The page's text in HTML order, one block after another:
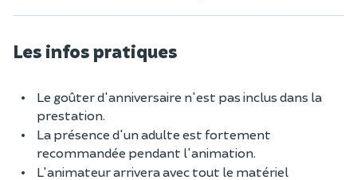
Les infos pratiques
Le goûter d'anniversaire n'est pas inclus dans la
prestation.
La présence d'un adulte est fortement
recommandée pendant l'animation.
L'animateur arrivera avec tout le matériel